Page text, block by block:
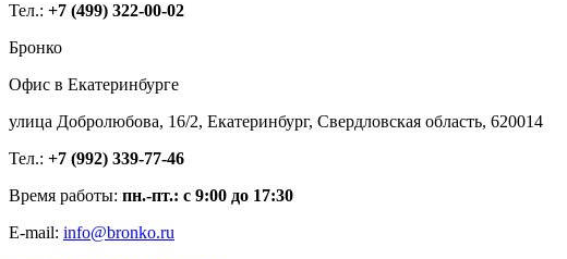
Тел.: +7 (499) 322-00-02
Бронко
Офис в Екатеринбурге
улица Добролюбова, 16/2, Екатеринбург, Свердловская область, 620014
Тел.: +7 (992) 339-77-46
Время работы: пн.-пт.: с 9:00 до 17:30
E-mail: info@bronko.ru